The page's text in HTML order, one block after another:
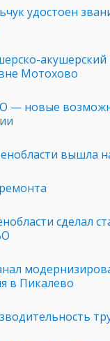
удостоен
акушерский
Мотохово
— новые
вышла
сделал
в Пикалево